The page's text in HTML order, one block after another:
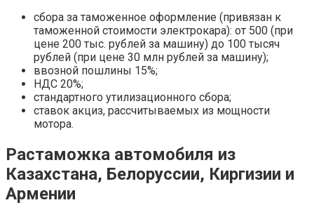
сбора за таможенное оформление (привязан к
таможенной стоимости электрокара): от 500 (при
цене 200 тыс. рублей за машину) до 100 тысяч
рублей (при цене 30 млн рублей за машину);
ввозной пошлины 15%;
НДС 20%;
стандартного утилизационного сбора;
ставок акциз, рассчитываемых из мощности
мотора.
Растаможка автомобиля из
Казахстана, Белоруссии, Киргизии и
Армении